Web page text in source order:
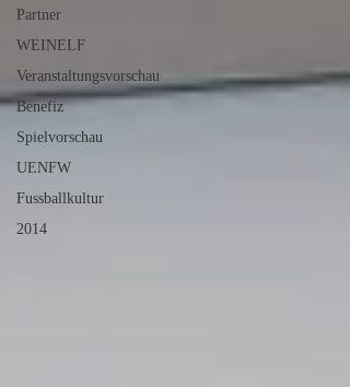
Partner
WEINELF
Veranstaltungsvorschau
Benefiz
Spielvorschau
UENFW
Fussballkultur
2014